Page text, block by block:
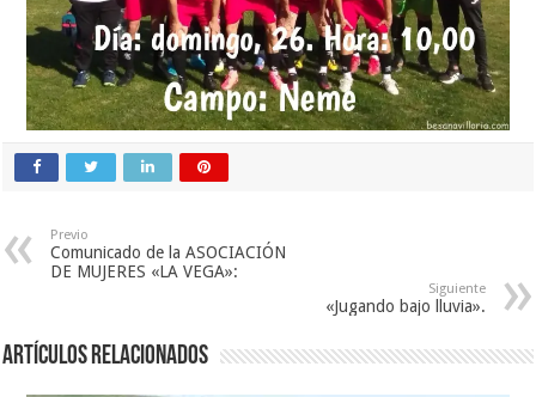
Previo
Comunicado de la ASOCIACIÓN
DE MUJERES «LA VEGA»:
Siguiente
«Jugando bajo lluvia».
Artículos relacionados